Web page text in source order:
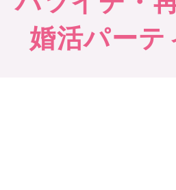
婚活パーテ